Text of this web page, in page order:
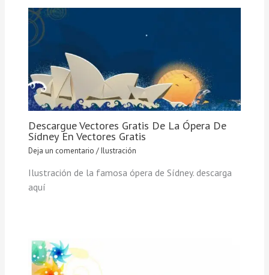
Descargue Vectores Gratis De La Ópera De
Sídney En Vectores Gratis
Deja un comentario /Ilustración
Ilustración de la famosa ópera de Sídney. descarga
aquí